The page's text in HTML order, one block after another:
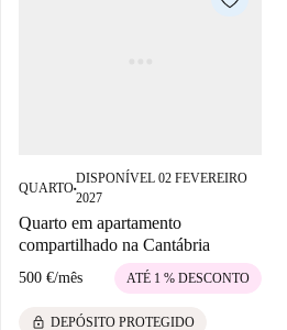
QUARTO■
DISPONÍVEL 02 FEVEREIRO
2027
Quarto em apartamento
compartilhado na Cantábria
500 €/mês ATÉ 1 % DESCONTO
lock DEPÓSITO PROTEGIDO